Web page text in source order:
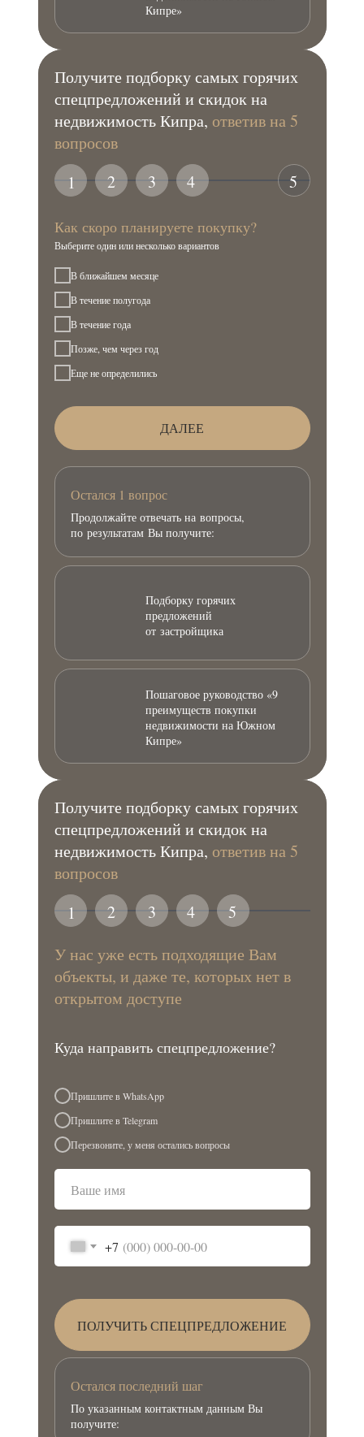
Кипре»
Подборку горячих
предложений
от застройщика
5
4
3
2
Пошаговое руководство «9
преимуществ покупки
недвижимости на Южном
Кипре»
1
Остался 1 вопрос
Продолжайте отвечать на вопросы,
по результатам Вы получите:
Получите подборку самых горячих
спецпредложений и скидок на
недвижимость Кипра, ответив на 5
вопросов
Как скоро планируете покупку?
Выберите один или несколько вариантов
В ближайшем месяце
В течение полугода
В течение года
Позже, чем через год
Еще не определились
ДАЛЕЕ
Получите подборку самых горячих
спецпредложений и скидок на
недвижимость Кипра, ответив на 5
вопросов
Куда направить спецпредложение?
Остался последний шаг
По указанным контактным данным Вы
получите:
1
Пришлите в WhatsApp
Пришлите в Telegram
Перезвоните, у меня остались вопросы
+7
ПОЛУЧИТЬ СПЕЦПРЕДЛОЖЕНИЕ
2
У нас уже есть подходящие Вам
объекты, и даже те, которых нет в
открытом доступе
3 4 5